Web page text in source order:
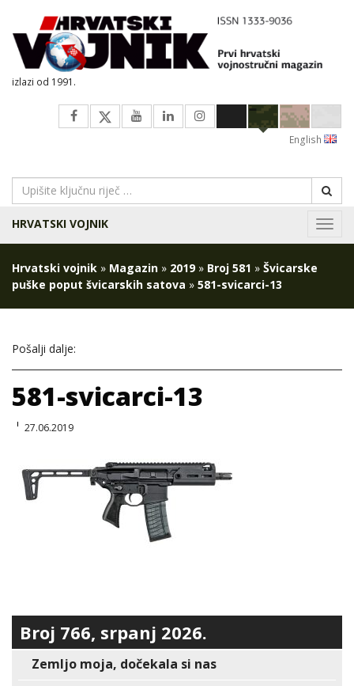
izlazi od 1991.
English
HRVATSKI VOJNIK
Hrvatski vojnik » Magazin » 2019» Broj 581 » Švicarske
puške poput švicarskih satova » 581-svicarci-13
Pošalji dalje:
581-svicarci-13
27.06.2019
Broj 766, srpanj 2026.
Zemljo moja, dočekala si nas